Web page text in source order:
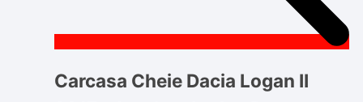
Carcasa Cheie Dacia Logan II